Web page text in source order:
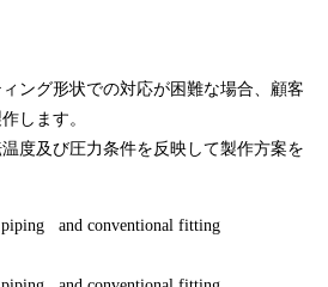
ング形状での対応が困難な場合、顧客
します。
度及び圧力条件を反映して製作方案を